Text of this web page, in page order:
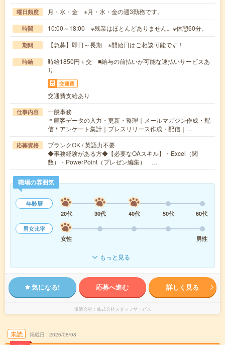
曜日頻度 月・水・金 ※月・水・金の週3勤務です。
時間 10:00～18:00 ※残業はほとんどありません。※休憩60分。
期間 【急募】即日～長期 ※開始日はご相談可能です！
時給
時給1850円＋交 ■給与の前払いが可能な速払いサービスあ
り
交通費
交通費支給あり
仕事内容
一般事務
＊顧客データの入力・更新・整理｜メールマガジン作成・配
信＊アンケート集計｜プレスリリース作成・配信｜…
応募資格
ブランクOK / 英語力不要
◆事務経験がある方◆【必要なOAスキル】・Excel（関
数）・PowerPoint（プレゼン編集） …
職場の雰囲気
年齢層
20代
30代 40代 50代
60代
男女比率
女性
男性
もっと見る
気になる! 応募へ進む 詳しく見る
派遣会社 株式会社スタッフサービス
未読 掲載日 2026/08/08